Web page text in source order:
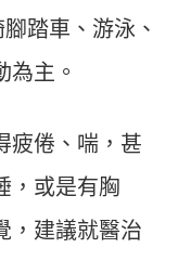
踏車、游泳、
為主。
疲倦、喘，甚
，或是有胸
，建議就醫治